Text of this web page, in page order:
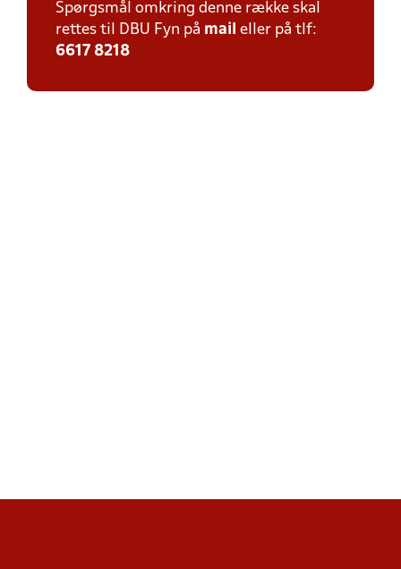
Spørgsmål omkring denne række skal
rettes til DBU Fyn på mail eller på tlf:
6617 8218